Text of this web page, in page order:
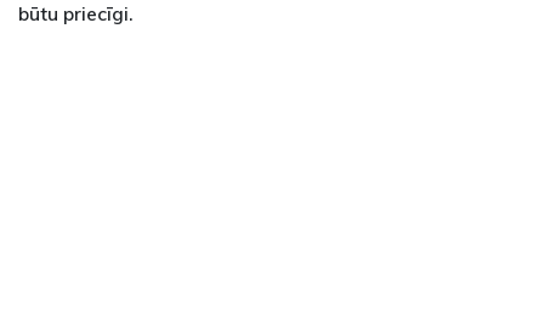
būtu priecīgi.